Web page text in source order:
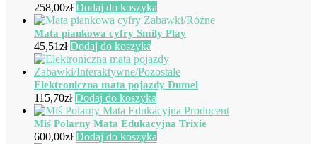
258,00zł Dodaj do koszyka
Mata piankowa cyfry Smily Play
45,51zł Dodaj do koszyka
Elektroniczna mata pojazdy Dumel
115,70zł Dodaj do koszyka
Miś Polarny Mata Edukacyjna Trixie
600,00zł Dodaj do koszyka